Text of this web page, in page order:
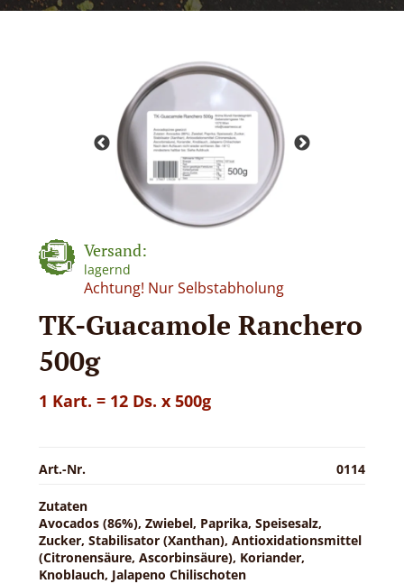
Versand:
lagernd
Achtung! Nur Selbstabholung
TK-Guacamole Ranchero
500g
1 Kart. = 12 Ds. x 500g
Art.-Nr. 0114
Zutaten
Avocados (86%), Zwiebel, Paprika, Speisesalz,
Zucker, Stabilisator (Xanthan), Antioxidationsmittel
(Citronensäure, Ascorbinsäure), Koriander,
Knoblauch, Jalapeno Chilischoten